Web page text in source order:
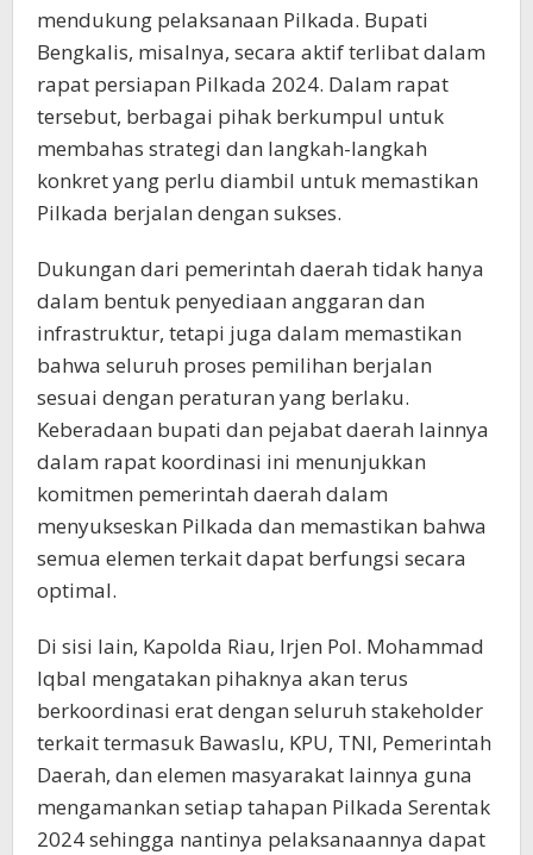
mendukung pelaksanaan Pilkada. Bupati
Bengkalis, misalnya, secara aktif terlibat dalam
rapat persiapan Pilkada 2024. Dalam rapat
tersebut, berbagai pihak berkumpul untuk
membahas strategi dan langkah-langkah
konkret yang perlu diambil untuk memastikan
Pilkada berjalan dengan sukses.
Dukungan dari pemerintah daerah tidak hanya
dalam bentuk penyediaan anggaran dan
infrastruktur, tetapi juga dalam memastikan
bahwa seluruh proses pemilihan berjalan
sesuai dengan peraturan yang berlaku.
Keberadaan bupati dan pejabat daerah lainnya
dalam rapat koordinasi ini menunjukkan
komitmen pemerintah daerah dalam
menyukseskan Pilkada dan memastikan bahwa
semua elemen terkait dapat berfungsi secara
optimal.
Di sisi lain, Kapolda Riau, Irjen Pol. Mohammad
Iqbal mengatakan pihaknya akan terus
berkoordinasi erat dengan seluruh stakeholder
terkait termasuk Bawaslu, KPU, TNI, Pemerintah
Daerah, dan elemen masyarakat lainnya guna
mengamankan setiap tahapan Pilkada Serentak
2024 sehingga nantinya pelaksanaannya dapat